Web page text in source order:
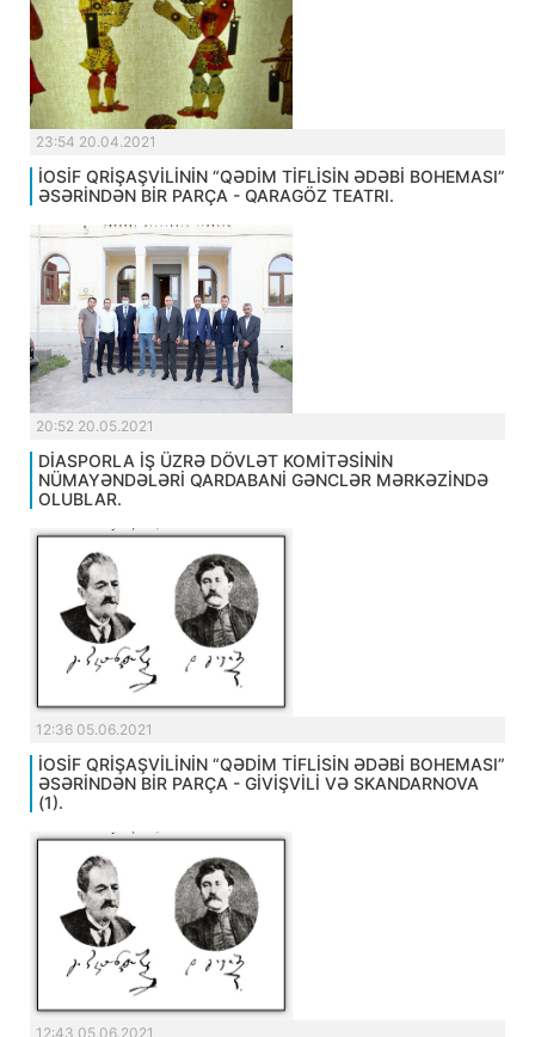
23:54 20.04.2021
İOSİF QRİŞAŞVİLİNİN “QƏDİM TİFLİSİN ƏDƏBİ BOHEMASI”
ƏSƏRİNDƏN BİR PARÇA - QARAGÖZ TEATRI.
20:52 20.05.2021
DİASPORLA İŞ ÜZRƏ DÖVLƏT KOMİTƏSİNİN
NÜMAYƏNDƏLƏRİ QARDABANİ GƏNCLƏR MƏRKƏZİNDƏ
OLUBLAR.
12:36 05.06.2021
İOSİF QRİŞAŞVİLİNİN “QƏDİM TİFLİSİN ƏDƏBİ BOHEMASI”
ƏSƏRİNDƏN BİR PARÇA - GİVİŞVİLİ VƏ SKANDARNOVA
(1).
12:43 05.06.2021